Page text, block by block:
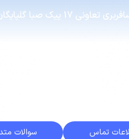
تعاونی 17 پیک صبا
تماس سوالات